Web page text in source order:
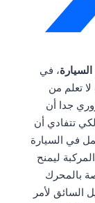
، في
تعلم من
جدا أن
لكي تتفادي أن
في السيارة
ليمنح
بالمحرك
السائق لأمر